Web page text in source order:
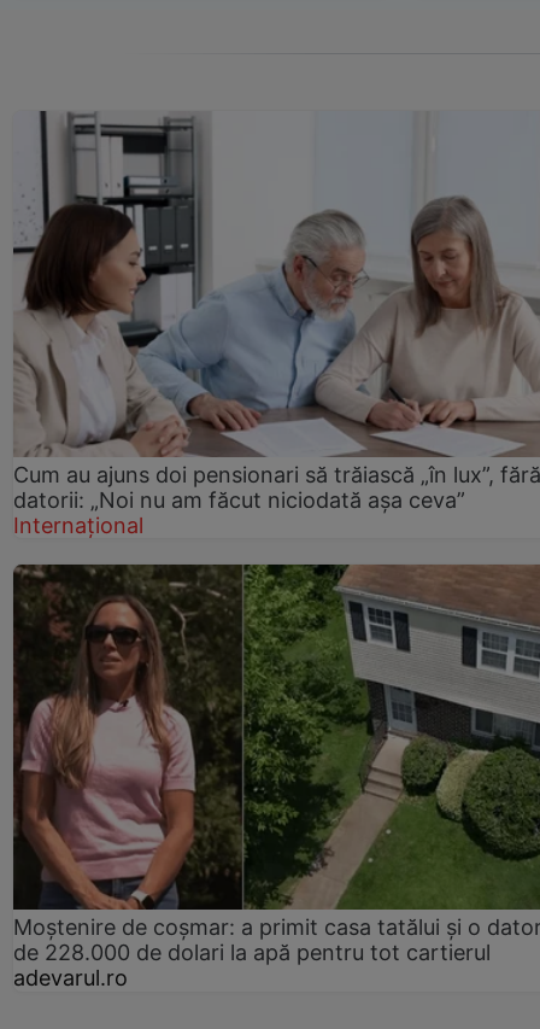
Cum au ajuns doi pensionari să trăiască „în lux”, fără
datorii: „Noi nu am făcut niciodată așa ceva”
Internațional
Moștenire de coșmar: a primit casa tatălui și o
de 228.000 de dolari la apă pentru tot cartierul
adevarul.ro